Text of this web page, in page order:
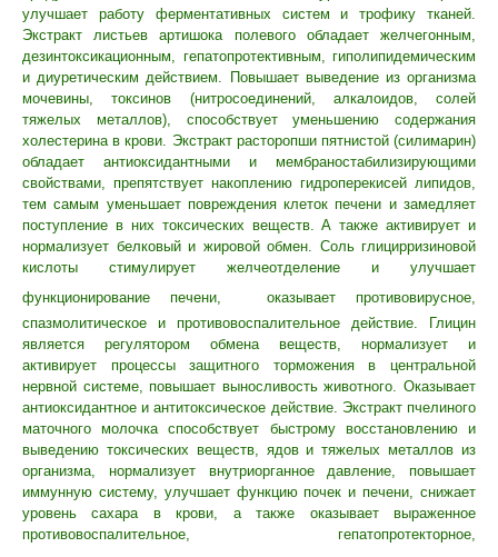
улучшает работу ферментативных систем и трофику тканей.
Экстракт листьев артишока полевого обладает желчегонным,
дезинтоксикационным, гепатопротективным, гиполипидемическим
и диуретическим действием. Повышает выведение из организма
мочевины, токсинов (нитросоединений, алкалоидов, солей
тяжелых металлов), способствует уменьшению содержания
холестерина в крови. Экстракт расторопши пятнистой (силимарин)
обладает антиоксидантными и мембраностабилизирующими
свойствами, препятствует накоплению гидроперекисей липидов,
тем самым уменьшает повреждения клеток печени и замедляет
поступление в них токсических веществ. А также активирует и
нормализует белковый и жировой обмен. Соль глицирризиновой
кислоты стимулирует желчеотделение и улучшает
функционирование печени,
оказывает противовирусное,
спазмолитическое и противовоспалительное действие. Глицин
является регулятором обмена веществ, нормализует и
активирует процессы защитного торможения в центральной
нервной системе, повышает выносливость животного. Оказывает
антиоксидантное и антитоксическое действие. Экстракт пчелиного
маточного молочка способствует быстрому восстановлению и
выведению токсических веществ, ядов и тяжелых металлов из
организма, нормализует внутриорганное давление, повышает
иммунную систему, улучшает функцию почек и печени, снижает
уровень сахара в крови, а также оказывает выраженное
противовоспалительное, гепатопротекторное,